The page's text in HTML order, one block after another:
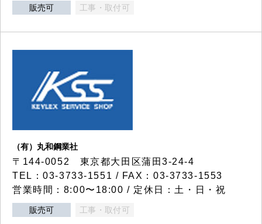
販売可 工事・取付可
（有）丸和鋼業社
〒144-0052 東京都大田区蒲田3-24-4
TEL：03-3733-1551 / FAX：03-3733-1553
営業時間：8:00〜18:00 / 定休日：土・日・祝
販売可 工事・取付可